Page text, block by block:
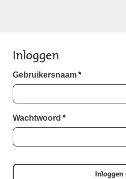
Inloggen
Gebruikersnaam*
Wachtwoord *
Inloggen